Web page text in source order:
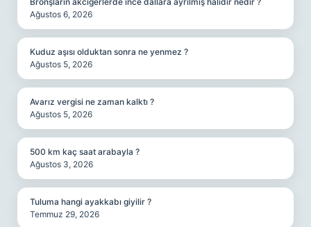
Ağustos 6, 2026
Kuduz aşısı olduktan sonra ne yenmez ?
Ağustos 5, 2026
Avarız vergisi ne zaman kalktı ?
Ağustos 5, 2026
500 km kaç saat arabayla ?
Ağustos 3, 2026
Tuluma hangi ayakkabı giyilir ?
Temmuz 29, 2026